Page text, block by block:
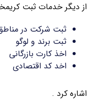
از دیگر خدمات ثبت
ثبت شرکت در
ثبت برند و لوگو
اخذ کارت بازرگانی
اخد کد اقتصادی
اشاره کرد .